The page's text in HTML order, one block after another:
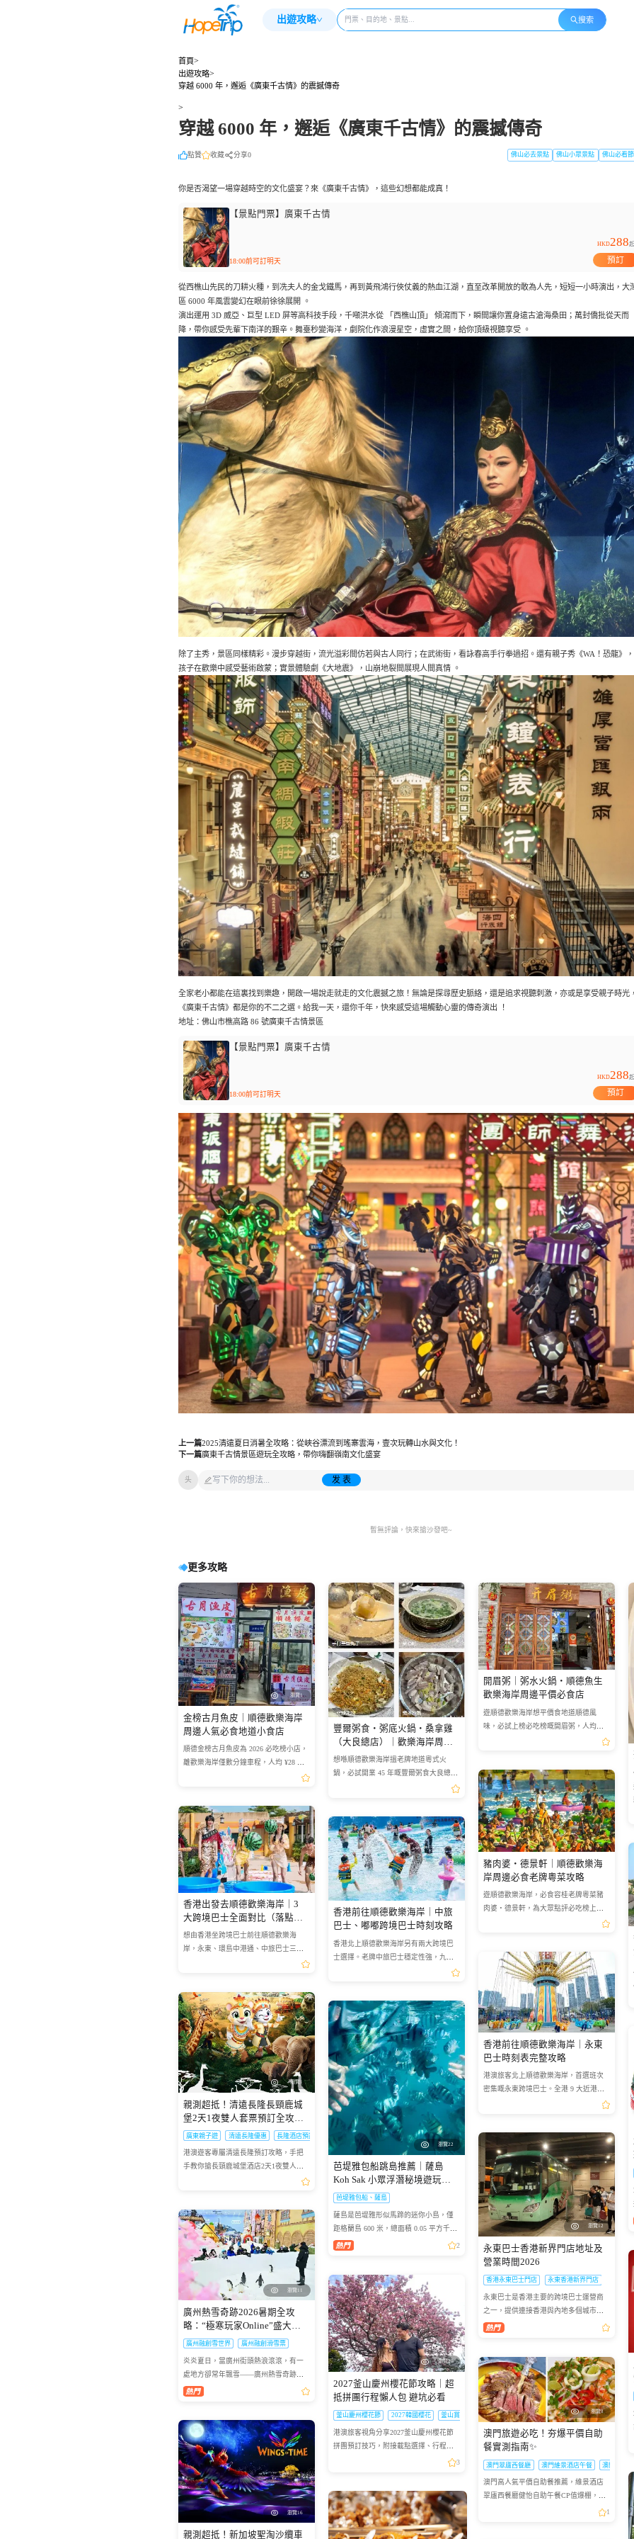
出遊攻略 搜索
首頁>
出遊攻略>
穿越 6000 年，邂逅《廣東千古情》的震撼傳奇
>
穿越 6000 年，邂逅《廣東千古情》的震撼傳奇
點贊 收藏 分享0 佛山必去景點 佛山小眾景點 佛山必看
你是否渴望一場穿越時空的文化盛宴？來《廣東千古情》，這些幻想都能成真！
【景點門票】廣東千古情
18:00前可訂明天
HKD288起
預訂
從西樵山先民的刀耕火種，到冼夫人的金戈鐵馬，再到黃飛鴻行俠仗義的熱血江湖，直至改革開放的敢為人先，短短一小時演出，大
區 6000 年風雲變幻在眼前徐徐展開 。
演出運用 3D 威亞、巨型 LED 屏等高科技手段，千噸洪水從 「西樵山頂」 傾瀉而下，瞬間讓你置身遠古滄海桑田；萬封僑批從天而
降，帶你感受先輩下南洋的艱辛。舞臺秒變海洋，劇院化作浪漫星空，虛實之間，給你頂級視聽享受 。
除了主秀，景區同樣精彩。漫步穿越街，流光溢彩間仿若與古人同行；在武術街，看詠春高手行拳過招。還有親子秀《WA！恐龍》
孩子在歡樂中感受藝術啟蒙；實景體驗劇《大地震》，山崩地裂間展現人間真情 。
全家老小都能在這裏找到樂趣，開啟一場說走就走的文化震撼之旅！無論是探尋歷史脈絡，還是追求視聽刺激，亦或是享受親子時光
《廣東千古情》都是你的不二之選。給我一天，還你千年，快來感受這場觸動心靈的傳奇演出 ！
地址：佛山市樵高路 86 號廣東千古情景區
【景點門票】廣東千古情
18:00前可訂明天
HKD288起
預訂
上一篇2025清遠夏日消暑全攻略：從峽谷漂流到瑤寨雲海，壹次玩轉山水與文化！
下一篇廣東千古情景區遊玩全攻略，帶你嗨翻嶺南文化盛宴
头 发 表
暫無評論，快來搶沙發吧~
更多攻略
瀏覽1
金榜古月魚皮｜順德歡樂海岸
周邊人氣必食地道小食店
順德金榜古月魚皮為 2026 必吃榜小店，
離歡樂海岸僅數分鐘車程，人均 ¥28 主
打招牌撈魚皮。店舖容許攜帶寵物、設
豐爾粥食・粥底火鍋・桑拿雞
（大良總店）｜歡樂海岸周邊
老牌必食名店
想喺順德歡樂海岸搵老牌地道粵式火
鍋，必試開業 45 年嘅豐爾粥食大良總
店，蟬聯必吃榜，主打綿密粥底火鍋同
開眉粥｜粥水火鍋・順德魚生
歡樂海岸周邊平價必食店
遊順德歡樂海岸想平價食地道順德風
味，必試上榜必吃榜嘅開眉粥，人均只
需 63 蚊主打粥水火鍋同順德魚生。粥底
豬肉婆・德景軒｜順德歡樂海
岸周邊必食老牌粵菜攻略
遊順德歡樂海岸，必食容桂老牌粵菜豬
肉婆・德景軒，為大眾點評必吃榜上榜
餐廳，4.5 高分口碑穩定。主打地道順德
香港出發去順德歡樂海岸｜3
大跨境巴士全面對比（落點接
駁時間一覽）
想由香港坐跨境巴士前往順德歡樂海
岸，永東、環島中港通、中旅巴士三間
營運商各有特色。永東覆蓋新界九龍最
香港前往順德歡樂海岸｜中旅
巴士、嘟嘟跨境巴士時刻攻略
香港北上順德歡樂海岸另有兩大跨境巴
士選擇。老牌中旅巴士穩定性強，九龍
多個站位上車，落點福朋喜來登酒店，
香港前往順德歡樂海岸｜永東
巴士時刻表完整攻略
港澳旅客北上順德歡樂海岸，首選班次
密集嘅永東跨境巴士。全港 9 大近港鐵
上車點，經深圳灣口岸直通大良新世界
瀏覽1
親測超抵！清遠長隆長頸鹿城
堡2天1夜雙人套票預訂全攻略
✨廣東親子遊 清遠長隆優惠 長隆酒店預訂
港澳遊客專屬清遠長隆預訂攻略，手把
手教你搶長頸鹿城堡酒店2天1夜雙人套
瀏覽22
芭堤雅包船跳島推薦｜薩島
Koh Sak 小眾浮潛秘境遊玩攻
略
芭堤雅包船、薩島
薩島是芭堤雅形似馬蹄的迷你小島，僅
距格蘭島 600 米，總面積 0.05 平方千
米，坐擁優質珊瑚礁海域，海面風浪平 2
瀏覽12
永東巴士香港新界門店地址及
營業時間2026
香港永東巴士門店 永東香港新界門店
永東巴士是香港主要的跨境巴士運營商
之一，提供連接香港與內地多個城市的
服務。是香港五大直通過境巴士公司之
瀏覽11
廣州熱雪奇跡2026暑期全攻
略：“極寒玩家Online”盛大啟
幕，-6℃解鎖最酷夏天
廣州融創雪世界 廣州融創滑雪票
炎炎夏日，當廣州街頭熱浪滾滾，有一
處地方卻常年飄雪——廣州熱雪奇跡
（原廣州融創雪世界）正以-4℃至-6℃的
瀏覽20
2027釜山慶州櫻花節攻略｜超
抵拼團行程懶人包 避坑必看
釜山慶州櫻花節 2027韓國櫻花 釜山賞櫻拼團
港澳旅客視角分享2027釜山慶州櫻花節
拼團預訂技巧，附接載點選擇、行程亮
3
瀏覽8
澳門旅遊必吃！夯爆平價自助
餐實測指南✨
澳門翠廬西餐廳 澳門維景酒店午餐 澳門自助
澳門高人氣平價自助餐推薦，維景酒店
翠廬西餐廳健怡自助午餐CP值爆棚，必
1
瀏覽16
親測超抵！新加坡聖淘沙纜車
急降10℃！廣州融創潑水狂
歡，太解暑了！🔥大暑熱到融
化？
廣州融創樂園 廣州融創樂園玩水
熱辣辣暑期，來廣州花都融創，西遊天
團潑水降溫💦清涼設備暢玩+沈浸好戲登
場🎭夏日快樂，一鍵打包👇
🇭🇰再唔搶就真係無啦！
2026.8.7一生必看神明花火&山
梨巨峰暢吃盛宴一日遊（9人成
團）🎆🍇
各位準備 8 月衝日本嘅香港朋友，聽我
講句真話：2026 年 8 月 7 日（星期五）
呢一日嘅行程，如果你仲未訂，就真係
要快手喇！
【2026曼谷遊船推薦】湄南河
自助餐遊船三大天花板！嘉年
華號、法拉雅號、奧彼林號終
極指南
去泰國曼谷旅行，夜遊湄南河（Chao
Phraya River）絕對是香港人必排的「王
牌行程」！坐在豪華雙層或三層遊輪
上，一邊歎住冰凍啤酒、食住無限量供
應嘅海鮮自助餐，一邊吹住微...
澳門地鐵圖輕軌高清版大圖
（2026年最新）
澳門地鐵圖輕軌高清版大圖（2026年最
新），澳門輕軌系統是一種低碳綠色集
體交通運輸工具，從環境和經濟上為地
區提供可持續發展的動力，激活區域發
展的潛能，同時促進了城市...
韓國滑雪夯爆景點✨橡樹谷度
假村初學者友好體驗大公開
橡樹谷滑雪 首爾滑雪一日遊 單板滑雪課程
台灣遊客喜愛的首爾近郊滑雪體驗，分
享橡樹谷度假村實際遊玩細節，小團教
學、專屬休息室配置超貼心
2027釜山&慶州櫻花節保姆級
攻略｜行程避坑+遊玩建議總整
理
釜山慶州櫻花節 2027春季賞櫻 慶州世界遺產
2027釜山慶州櫻花節遊玩避坑指南，彙
總行程注意事項、景點選擇建議，幫你
規劃完美春日賞櫻之旅
2
清邁必玩🔥X-Centre卡丁車實
測 超抵預訂避坑指南
清邁自由行 泰國清邁遊玩 清邁親子活動
港澳遊客親測清邁X-Centre越野卡丁車套
票選購攻略，附預訂避坑技巧，超抵玩
適合全家出遊
濟州島海賊王水世界展 保姆級
避坑攻略
濟州島水世界攻略 韓國海賊王限定展 濟州島旅遊攻略
客觀總結濟州島水世界X海賊王大海盜時
代展遊玩避坑要點，開放時間、入場規
則、行程規劃乾貨全覆蓋
1
2026.11.24-25清邁CAD天燈節
門票｜含萬人放飛+蘭納晚餐
+全車接送
HKD1171 起 可預訂2026-11-24
廣州融創大馬戲門票
HKD63 起 18:00前可訂今天